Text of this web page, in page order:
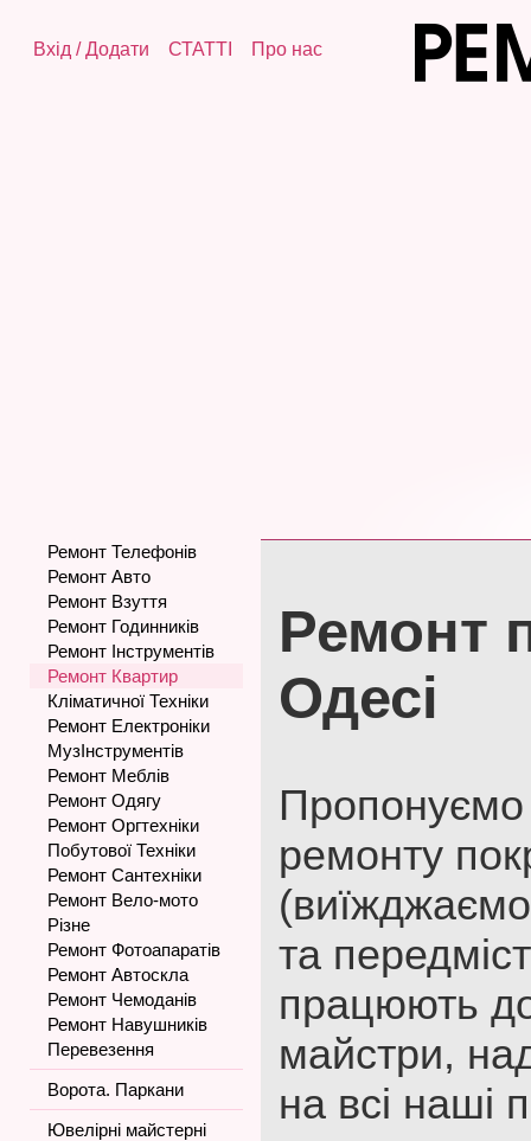
Вхід /Додати СТАТТІ Про нас
Ремонт Телефонів
Ремонт Авто
Ремонт Взуття
Ремонт Годинників
Ремонт Інструментів
Ремонт Квартир
Кліматичної Техніки
Ремонт Електроніки
МузІнструментів
Ремонт Меблів
Ремонт Одягу
Ремонт Оргтехніки
Побутової Техніки
Ремонт Сантехніки
Ремонт Вело-мото
Різне
Ремонт Фотоапаратів
Ремонт Автоскла
Ремонт Чемоданів
Ремонт Навушників
Перевезення
Ворота. Паркани
Ювелірні майстерні
Ремонт
Одесі
Пропонуємо
ремонту
та
працюють
майстри,
на всі наші